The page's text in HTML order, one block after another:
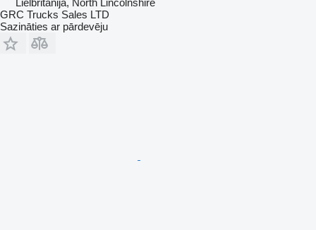
Lielbritānija, North Lincolnshire
GRC Trucks Sales LTD
Sazināties ar pārdevēju